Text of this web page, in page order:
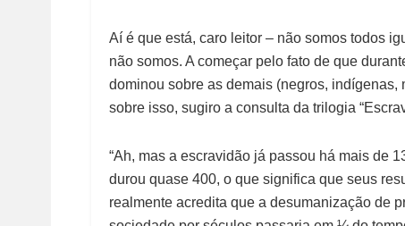
Aí é que está, caro leitor – não somos todos
não somos. A começar pelo fato de que
dominou sobre as demais (negros,
sobre isso, sugiro a consulta da trilogia
“Ah, mas a escravidão já passou há mais de
durou quase 400, o que significa que seus
realmente acredita que a desumanização de